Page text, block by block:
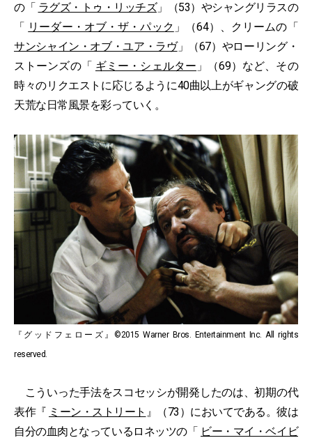
の「 ラグズ・トゥ・リッチズ」（53）やシャングリラスの
「 リーダー・オブ・ザ・パック 」（64）、クリームの「
サンシャイン・オブ・ユア・ラヴ」（67）やローリング・
ストーンズの「 ギミー・シェルター 」（69）など、その
時々のリクエストに応じるように40曲以上がギャングの破
天荒な日常風景を彩っていく。
『グッドフェローズ』©2015 Warner Bros. Entertainment Inc. All rights
reserved.
こういった手法をスコセッシが開発したのは、初期の代
表作『 ミーン・ストリート 』（73）においてである。彼は
自分の血肉となっているロネッツの「 ビー・マイ・ベイビ